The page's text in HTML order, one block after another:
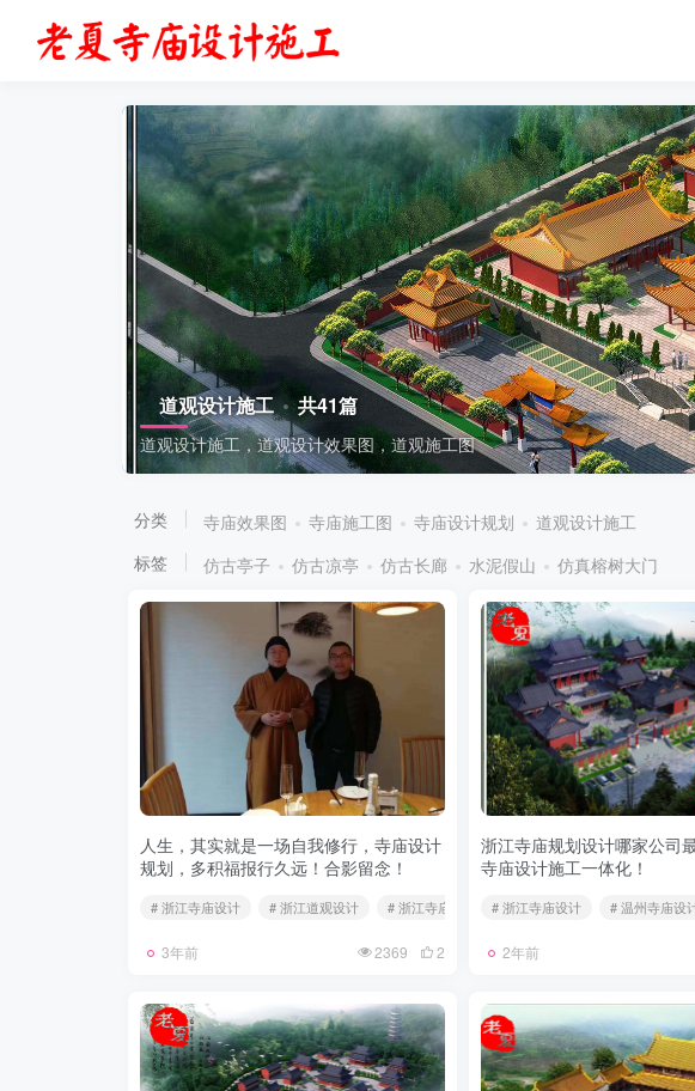
道观设计施工 共41篇
道观设计施工，道观设计效果图，道观施工图
分类 寺庙效果图 寺庙施工图 寺庙设计规划
道观设计施工
标签
仿古亭子 仿古凉亭 仿古长廊 水泥假山 仿真榕树大门
人生，其实就是一场自我修行，寺庙设计
规划，多积福报行久远！合影留念！
# 浙江寺庙设计 # 浙江道观设计 # 浙江寺庙规划
3年前 2369 2
浙江寺庙规划设计哪家公司
寺庙设计施工一体化！
# 浙江寺庙设计 # 温州寺庙设
2年前